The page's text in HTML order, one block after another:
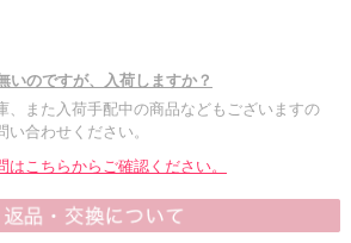
いのですが、入荷しますか？
、また入荷手配中の商品などもございますの
合わせください。
こちらからご確認ください。